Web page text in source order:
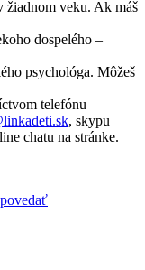
žiadnom veku. Ak máš
dospelého –
psychológa. Môžeš
telefónu
linkadeti.sk, skypu
chatu na stránke.